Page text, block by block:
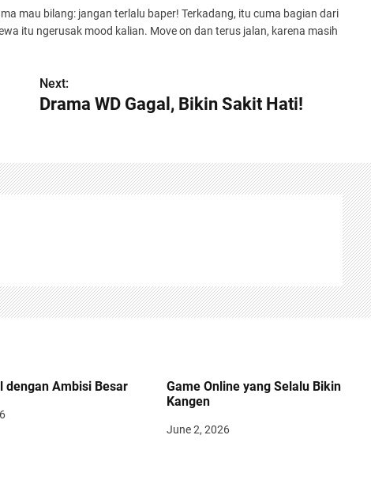
mau bilang: jangan terlalu baper! Terkadang, itu cuma bagian dari
itu ngerusak mood kalian. Move on dan terus jalan, karena masih
Next:
Drama WD Gagal, Bikin Sakit Hati!
dengan Ambisi Besar
Game Online yang Selalu Bikin
Kangen
June 2, 2026